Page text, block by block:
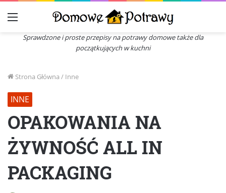
Menu
Sprawdzone i proste przepisy na potrawy domowe także dla
początkujących w kuchni
Strona Główna / Inne
INNE
OPAKOWANIA NA
ŻYWNOŚĆ ALL IN
PACKAGING